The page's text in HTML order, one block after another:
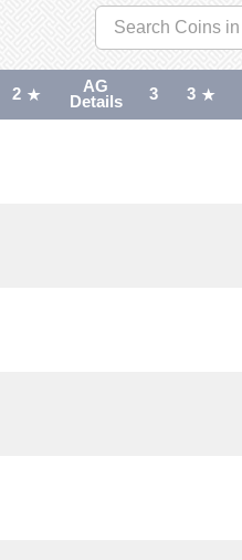
2
AG
Details
3 3